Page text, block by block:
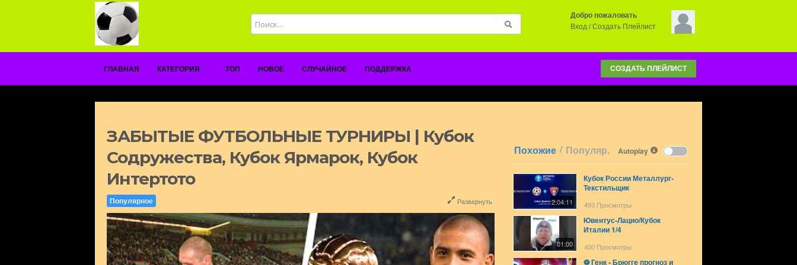
Добро пожаловать
Вход/Создать Плейлист
ГЛАВНАЯ КАТЕГОРИЯ ТОП НОВОЕ СЛУЧАЙНОЕ ПОДДЕРЖКА СОЗДАТЬ ПЛЕЙЛИСТ
ЗАБЫТЫЕ ФУТБОЛЬНЫЕ ТУРНИРЫ | Кубок
Содружества, Кубок Ярмарок, Кубок
Интертото
Популярное Развернуть
Autoplay
Похожие / Популяр.
2:04:11
Кубок России Металлург-
Текстильщик
493 Просмотры
01:00
Ювентус-Лацио/Кубок
Италии 1/4
400 Просмотры
⚽️ Генк - Брюгге прогноз и